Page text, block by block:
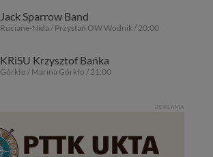
Jack Sparrow Band
Ruciane-Nida / Przystań OW Wodnik / 20:00
KRiSU Krzysztof Bańka
Górkło / Marina Górkło / 21:00
REKLAMA